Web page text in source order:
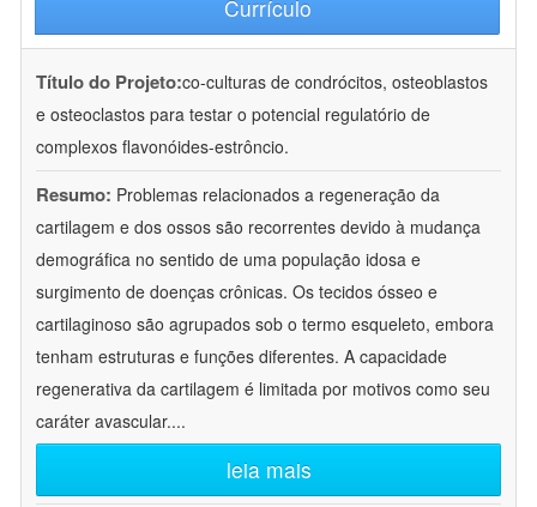
Currículo
Título do Projeto:co-culturas de condrócitos, osteoblastos
e osteoclastos para testar o potencial regulatório de
complexos flavonóides-estrôncio.
Resumo: Problemas relacionados a regeneração da
cartilagem e dos ossos são recorrentes devido à mudança
demográfica no sentido de uma população idosa e
surgimento de doenças crônicas. Os tecidos ósseo e
cartilaginoso são agrupados sob o termo esqueleto, embora
tenham estruturas e funções diferentes. A capacidade
regenerativa da cartilagem é limitada por motivos como seu
caráter avascular....
leia mais